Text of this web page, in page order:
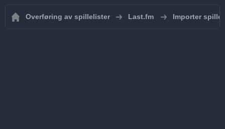
Overføring av spillelister Last.fm Importer